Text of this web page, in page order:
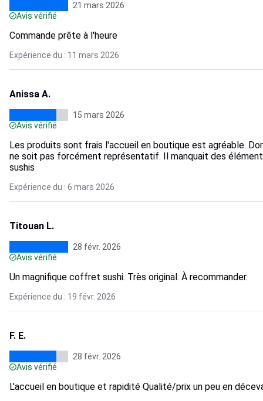
21 mars 2026
Avis vérifié
Commande prête à l'heure
Expérience du : 11 mars 2026
Anissa A.
15 mars 2026
Avis vérifié
Les produits sont frais l'accueil en boutique est agréable.
ne soit pas forcément représentatif. Il manquait des
sushis
Expérience du : 6 mars 2026
Titouan L.
28 févr. 2026
Avis vérifié
Un magnifique coffret sushi. Très original. À recommander.
Expérience du : 19 févr. 2026
F. E.
28 févr. 2026
Avis vérifié
L'accueil en boutique et rapidité Qualité/prix un peu en